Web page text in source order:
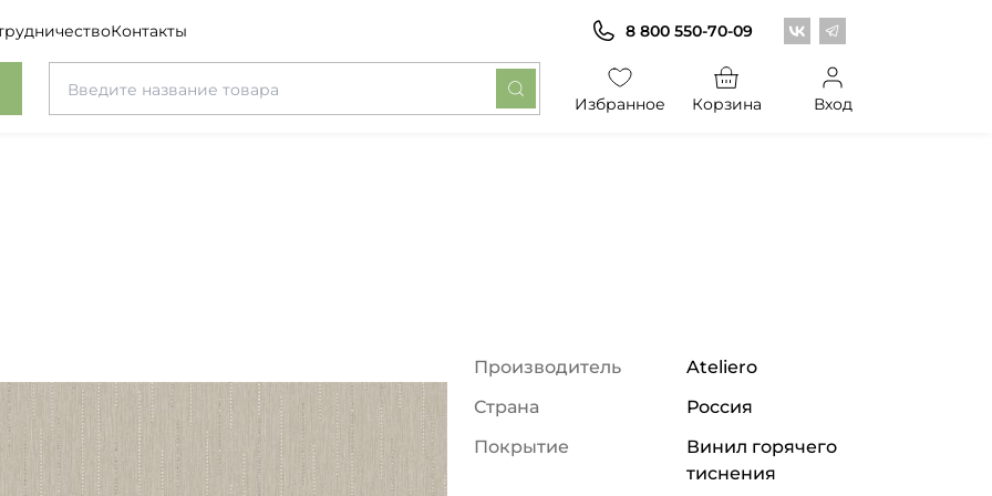
Контакты Центр обоев во
Центр обоев в
8 800 550-70-09
Избранное Корзина Вход
Производитель
Ateliero
Страна
Россия
Покрытие
Винил горячего
тиснения